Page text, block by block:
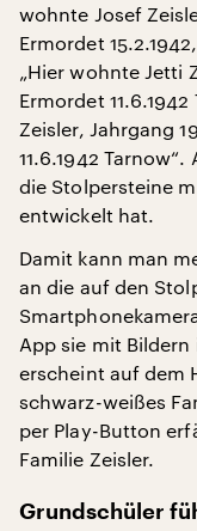
wohnte Josef
Ermordet
„Hier wohnte Jetti
Ermordet
Zeisler, Jahrgang
11.6.1942
die Stolpersteine
entwickelt hat.
Damit kann man
an die auf den
App sie mit Bildern
erscheint auf dem
schwarz-weißes
per Play-Button
Familie Zeisler.
Grundschüler